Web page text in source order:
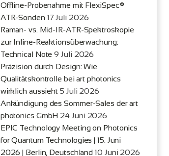
Offline-Probenahme mit FlexiSpec®
ATR-Sonden 17 Juli 2026
Raman- vs. Mid-IR-ATR-Spektroskopie
zur Inline-Reaktionsüberwachung:
Technical Note 9 Juli 2026
Präzision durch Design: Wie
Qualitätskontrolle bei art photonics
wirklich aussieht 5 Juli 2026
Ankündigung des Sommer-Sales der art
photonics GmbH 24 Juni 2026
EPIC Technology Meeting on Photonics
for Quantum Technologies | 15. Juni
2026 | Berlin, Deutschland 10 Juni 2026